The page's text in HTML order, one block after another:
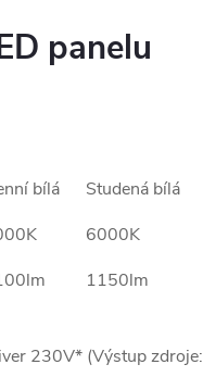
panelu
bílá
Studená bílá
6000K
1150lm
230V* (Výstup zdroje: